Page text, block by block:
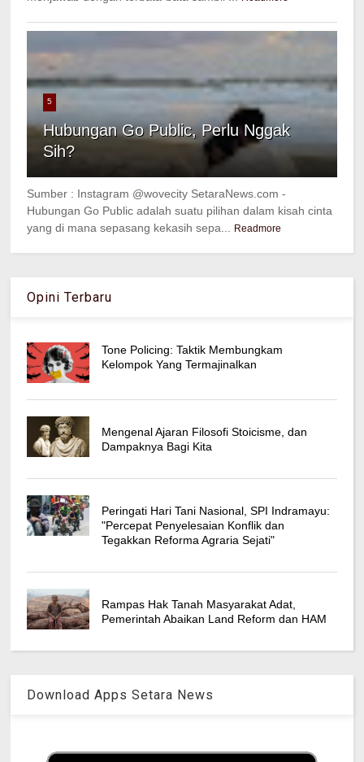
5
Hubungan Go Public, Perlu Nggak
Sih?
Sumber : Instagram @wovecity SetaraNews.com -
Hubungan Go Public adalah suatu pilihan dalam kisah cinta
yang di mana sepasang kekasih sepa...
Readmore
Opini Terbaru
Tone Policing: Taktik Membungkam
Kelompok Yang Termajinalkan
Mengenal Ajaran Filosofi Stoicisme, dan
Dampaknya Bagi Kita
Peringati Hari Tani Nasional, SPI Indramayu:
"Percepat Penyelesaian Konflik dan
Tegakkan Reforma Agraria Sejati"
Rampas Hak Tanah Masyarakat Adat,
Pemerintah Abaikan Land Reform dan HAM
Download Apps Setara News